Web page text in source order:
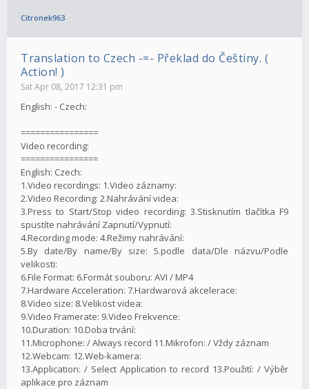
Citronek963
Translation to Czech -=- Překlad do Češtiny. (
Action! )
Sat Apr 08, 2017 12:31 pm
English: - Czech:
================
Video recording:
================
English: Czech:
1.Video recordings: 1.Video záznamy:
2.Video Recording: 2.Nahrávání videa:
3.Press to Start/Stop video recording: 3.Stisknutím tlačítka F9
spustíte nahrávání Zapnutí/Vypnutí:
4.Recording mode: 4.Režimy nahrávání:
5.By date/By name/By size: 5.podle data/Dle názvu/Podle
velikosti:
6.File Format: 6.Formát souboru: AVI / MP4
7.Hardware Acceleration: 7.Hardwarová akcelerace:
8.Video size: 8.Velikost videa:
9.Video Framerate: 9.Video Frekvence:
10.Duration: 10.Doba trvání:
11.Microphone: / Always record 11.Mikrofon: / Vždy záznam
12.Webcam: 12.Web-kamera:
13.Application: / Select Application to record 13.Použití: / Výběr
aplikace pro záznam